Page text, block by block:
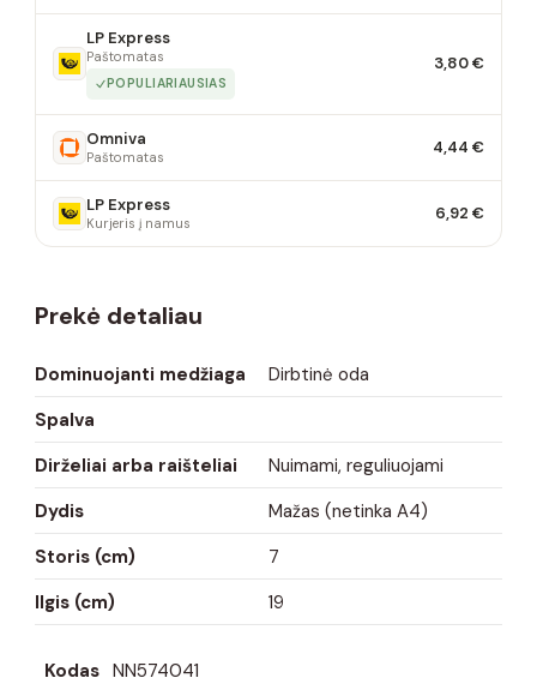
LP Express
Paštomatas
POPULIARIAUSIAS
3,80 €
Omniva
Paštomatas 4,44 €
LP Express
Kurjeris į namus 6,92 €
Prekė detaliau
Dominuojanti medžiaga
Dirbtinė oda
Spalva
Dirželiai arba raišteliai
Nuimami, reguliuojami
Dydis
Mažas (netinka A4)
Storis (cm)
7
Ilgis (cm)
19
Kodas NN574041